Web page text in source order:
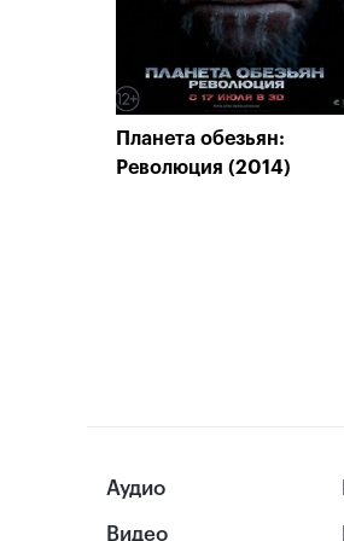
Планета обезьян:
Революция (2014)
Аудио
Видео